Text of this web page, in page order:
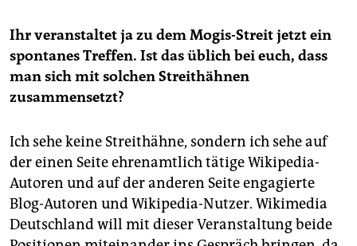
Ihr veranstaltet ja zu dem Mogis-Streit jetzt ein
spontanes Treffen. Ist das üblich bei euch, dass
man sich mit solchen Streithähnen
zusammensetzt?
Ich sehe keine Streithähne, sondern ich sehe auf
der einen Seite ehrenamtlich tätige Wikipedia-
Autoren und auf der anderen Seite engagierte
Blog-Autoren und Wikipedia-Nutzer. Wikimedia
Deutschland will mit dieser Veranstaltung beide